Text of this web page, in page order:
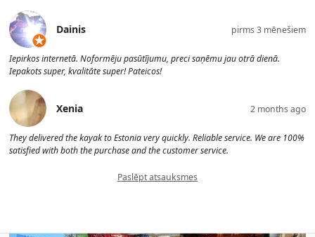
Dainis pirms 3 mēnešiem
Iepirkos internetā. Noformēju pasūtījumu, preci saņēmu jau otrā dienā.
Iepakots super, kvalitāte super! Pateicos!
Xenia 2 months ago
They delivered the kayak to Estonia very quickly. Reliable service. We are 100%
satisfied with both the purchase and the customer service.
Paslēpt atsauksmes